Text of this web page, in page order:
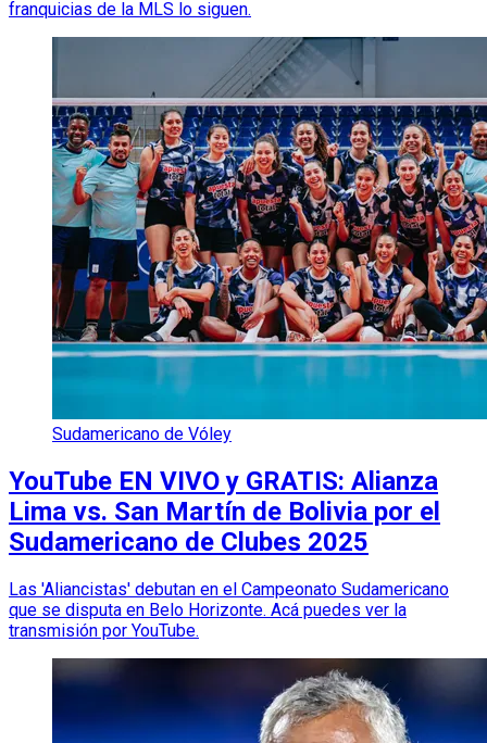
franquicias de la MLS lo siguen.
Sudamericano de Vóley
YouTube EN VIVO y GRATIS: Alianza
Lima vs. San Martín de Bolivia por el
Sudamericano de Clubes 2025
Las 'Aliancistas' debutan en el Campeonato Sudamericano
que se disputa en Belo Horizonte. Acá puedes ver la
transmisión por YouTube.